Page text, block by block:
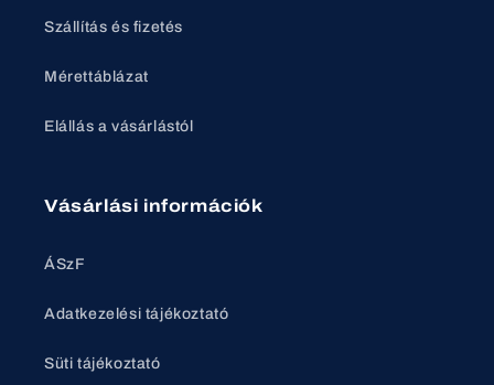
Szállítás és fizetés
Mérettáblázat
Elállás a vásárlástól
Vásárlási információk
ÁSzF
Adatkezelési tájékoztató
Süti tájékoztató